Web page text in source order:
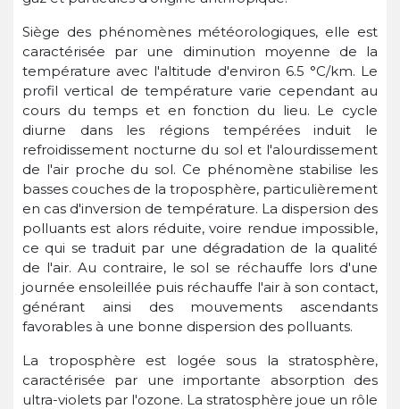
Siège des phénomènes météorologiques, elle est
caractérisée par une diminution moyenne de la
température avec l'altitude d'environ 6.5 °C/km. Le
profil vertical de température varie cependant au
cours du temps et en fonction du lieu. Le cycle
diurne dans les régions tempérées induit le
refroidissement nocturne du sol et l'alourdissement
de l'air proche du sol. Ce phénomène stabilise les
basses couches de la troposphère, particulièrement
en cas d'inversion de température. La dispersion des
polluants est alors réduite, voire rendue impossible,
ce qui se traduit par une dégradation de la qualité
de l'air. Au contraire, le sol se réchauffe lors d'une
journée ensoleillée puis réchauffe l'air à son contact,
générant ainsi des mouvements ascendants
favorables à une bonne dispersion des polluants.
La troposphère est logée sous la stratosphère,
caractérisée par une importante absorption des
ultra-violets par l'ozone. La stratosphère joue un rôle